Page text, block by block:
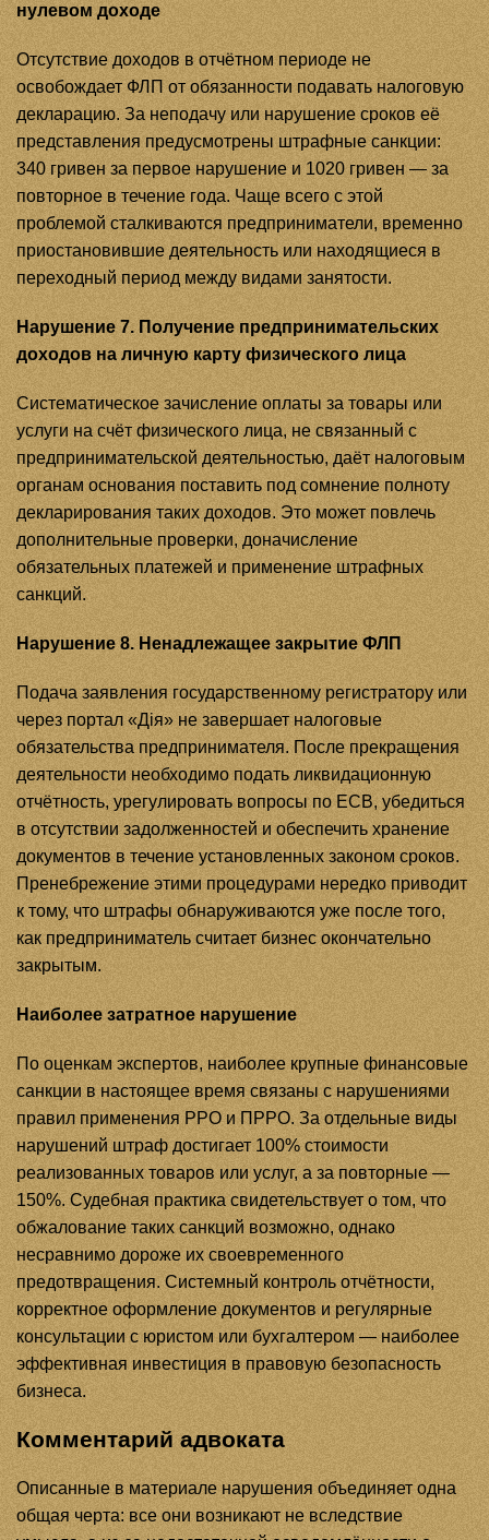
нулевом доходе
Отсутствие доходов в отчётном периоде не
освобождает ФЛП от обязанности подавать налоговую
декларацию. За неподачу или нарушение сроков её
представления предусмотрены штрафные санкции:
340 гривен за первое нарушение и 1020 гривен — за
повторное в течение года. Чаще всего с этой
проблемой сталкиваются предприниматели, временно
приостановившие деятельность или находящиеся в
переходный период между видами занятости.
Нарушение 7. Получение предпринимательских
доходов на личную карту физического лица
Систематическое зачисление оплаты за товары или
услуги на счёт физического лица, не связанный с
предпринимательской деятельностью, даёт налоговым
органам основания поставить под сомнение полноту
декларирования таких доходов. Это может повлечь
дополнительные проверки, доначисление
обязательных платежей и применение штрафных
санкций.
Нарушение 8. Ненадлежащее закрытие ФЛП
Подача заявления государственному регистратору или
через портал «Дія» не завершает налоговые
обязательства предпринимателя. После прекращения
деятельности необходимо подать ликвидационную
отчётность, урегулировать вопросы по ЕСВ, убедиться
в отсутствии задолженностей и обеспечить хранение
документов в течение установленных законом сроков.
Пренебрежение этими процедурами нередко приводит
к тому, что штрафы обнаруживаются уже после того,
как предприниматель считает бизнес окончательно
закрытым.
Наиболее затратное нарушение
По оценкам экспертов, наиболее крупные финансовые
санкции в настоящее время связаны с нарушениями
правил применения РРО и ПРРО. За отдельные виды
нарушений штраф достигает 100% стоимости
реализованных товаров или услуг, а за повторные —
150%. Судебная практика свидетельствует о том, что
обжалование таких санкций возможно, однако
несравнимо дороже их своевременного
предотвращения. Системный контроль отчётности,
корректное оформление документов и регулярные
консультации с юристом или бухгалтером — наиболее
эффективная инвестиция в правовую безопасность
бизнеса.
Комментарий адвоката
Описанные в материале нарушения объединяет одна
общая черта: все они возникают не вследствие